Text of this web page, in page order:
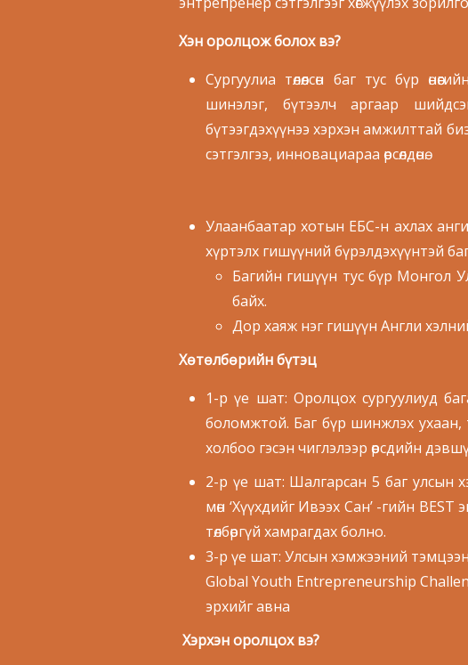
Хэн оролцож болох вэ?
Сургуулиа төлөөлсөн баг тус бүр
шинэлэг, бүтээлч аргаар
бүтээгдэхүүнээ хэрхэн амжилттай
сэтгэлгээ, инновациараа өрсөлдөнө.
Улаанбаатар хотын ЕБС-н ахлах
хүртэлх гишүүний бүрэлдэхүүнтэй
Багийн гишүүн тус бүр Монгол
байх.
Дор хаяж нэг гишүүн Англи
Хөтөлбөрийн бүтэц
1-р үе шат: Оролцох сургуулиуд
боломжтой. Баг бүр шинжлэх ухаан,
холбоо гэсэн чиглэлээр өөрсдийн
2-р үе шат: Шалгарсан 5 баг улсын
мөн ‘Хүүхдийг Ивээх Сан’ -гийн BEST
төлбөргүй хамрагдах болно.
3-р үе шат: Улсын хэмжээний
Global Youth Entrepreneurship
эрхийг авна
Хэрхэн оролцох вэ?